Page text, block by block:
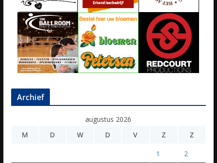
Archief
augustus 2026
M
D W D V Z Z
1 2